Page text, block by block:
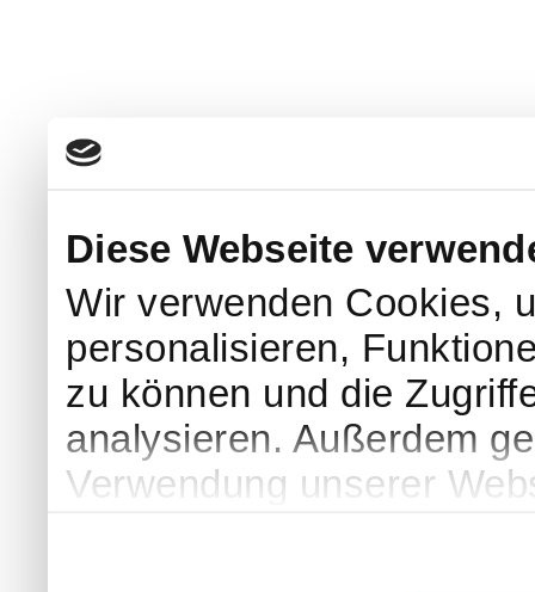
Diese Webseite
Wir verwenden Cookies,
personalisieren,
zu können und die
analysieren. Außerdem
Verwendung unserer